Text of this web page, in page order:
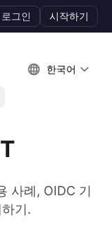
로그인 시작하기
한국어
사례, OIDC 기
기.